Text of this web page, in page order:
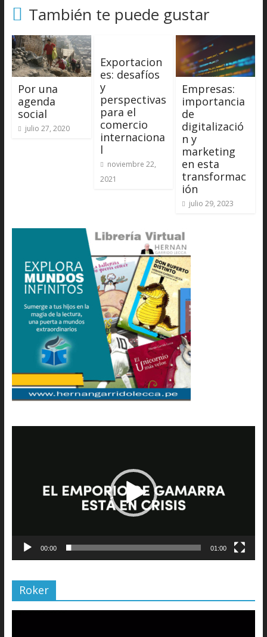
También te puede gustar
Por una
agenda
social
julio 27, 2020
Exportacion
es: desafíos
y
perspectivas
para el
comercio
internaciona
l
noviembre 22,
2021
Empresas:
importancia
de
digitalizació
n y
marketing
en esta
transformac
ión
julio 29, 2023
00:00 01:00
Roker